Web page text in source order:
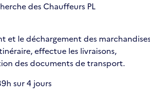
des Chauffeurs PL
et le déchargement des
effectue les livraisons,
des documents de transport.
sur 4 jours